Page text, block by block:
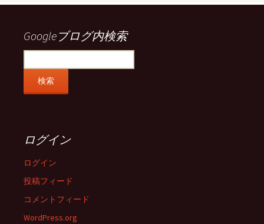
示
示
Googleブログ内検索
ログイン
ログイン
投稿フィード
コメントフィード
WordPress.org